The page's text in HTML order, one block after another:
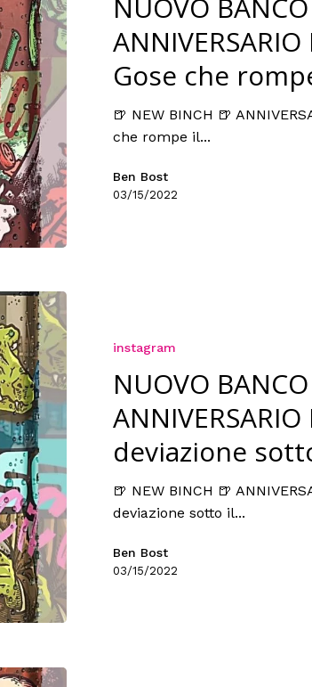
NUOVO
Gose che
🍺 NEW BINCH 🍺
che rompe il...
Ben Bost
03/15/2022
instagram
NUOVO
deviazione
🍺 NEW BINCH 🍺
deviazione sotto il...
Ben Bost
03/15/2022